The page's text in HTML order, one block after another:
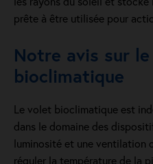
prête à être utilisée pour
Notre avis sur
bioclimatique
Le volet bioclimatique est
dans le domaine des
luminosité et une ventilation
réguler la température de la